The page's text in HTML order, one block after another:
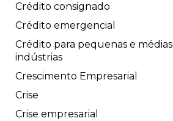
Crédito consignado
Crédito emergencial
Crédito para pequenas e médias
indústrias
Crescimento Empresarial
Crise
Crise empresarial